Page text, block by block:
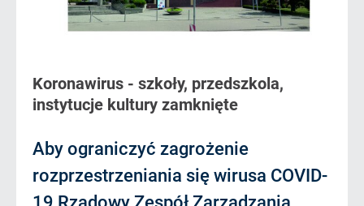
Koronawirus - szkoły, przedszkola,
instytucje kultury zamknięte
Aby ograniczyć zagrożenie
rozprzestrzeniania się wirusa COVID-